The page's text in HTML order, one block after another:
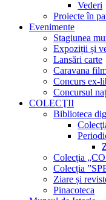
Vederi
Proiecte în
Evenimente
Stagiunea
Expoziții și
Lansări carte
Caravana
Concurs ex-
Concursul
COLECŢII
Biblioteca
Colecția
Colecția
Ziare și
Pinacoteca